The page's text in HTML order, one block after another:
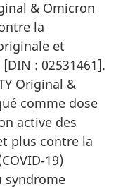
& Omicron
la
et
: 02531461].
Original &
comme dose
active des
plus contre la
syndrome